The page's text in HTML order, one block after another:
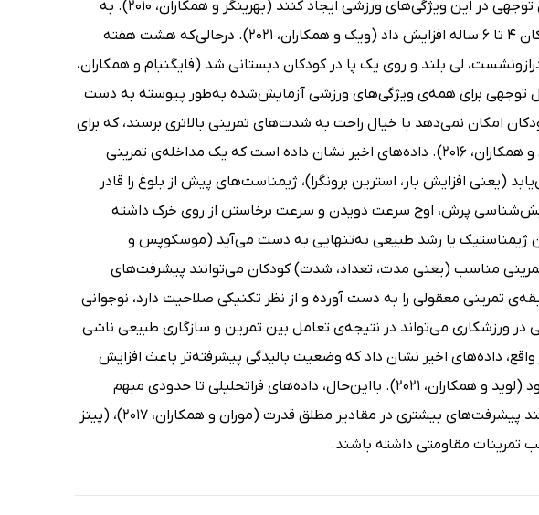
می‌توانند در پاسخ به تمرینات مقاومتی، پیشرفت‌های قابل توجهی در این ویژگی‌های ورزشی ایجاد کنند (بهرینگر و همکاران، 2010). به
عنوان مثال، ده هفته تمرین قدرتی، عملکرد پرش را در کودکان 4 تا 6 ساله افزایش داد (ویک و همکاران، 2021). درحالی‌که هشت هفته
لی بلند و روی یک پا در کودکان دبستانی شد (فایگنبام و همکاران،
قابل توجهی برای همه‌ی ویژگی‌های ورزشی آزمایش‌شده به‌طور پیوسته به دست
امکان نمی‌دهد با خیال راحت به شدت‌های تمرینی بالاتری برسند، که برای
به حداکثر رساندن پاسخ تمرینی مورد نیاز است (لسینسکی و همکاران، 2016). داده‌های اخیر نشان داده است که یک مداخله‌ی تمرینی
افزایش بار، استرین برونگرا)، ژیمناست‌های پیش از بلوغ را قادر
پرش، اوج سرعت دویدن و سرعت برخاستن از روی خرک داشته
ژیمناستیک یا رشد طبیعی به‌تنهایی به دست می‌آید (موسکوپس و
مقادیر تمرینی مناسب (یعنی مدت، تعداد، شدت) کودکان می‌توانند پیشرفت‌های
تمرینی معقولی را به دست آورده و از نظر تکنیکی صلاحیت دارد، نوجوانی
در ورزشکاری می‌تواند در نتیجه‌ی تعامل بین تمرین و سازگاری طبیعی ناشی
بالیدگی محقق شود (فایگنبام و همکاران، 2019). در واقع، داده‌های اخیر نشان داد که وضعیت بالیدگی پیشرفته‌تر باعث افزایش
بیشتر متغیرهای قدرت ایزومتریک و پرش متحدالمرکز می‌شود (لوید و همکاران، 2021). بااین‌حال، داده‌های فراتحلیلی تا حدودی مبهم
هستند؛ برخی مطالعات نشان می‌دهند که نوجوانان می‌توانند پیشرفت‌های بیشتری در مقادیر مطلق قدرت (موران و همکاران، 2017)، (پیتز